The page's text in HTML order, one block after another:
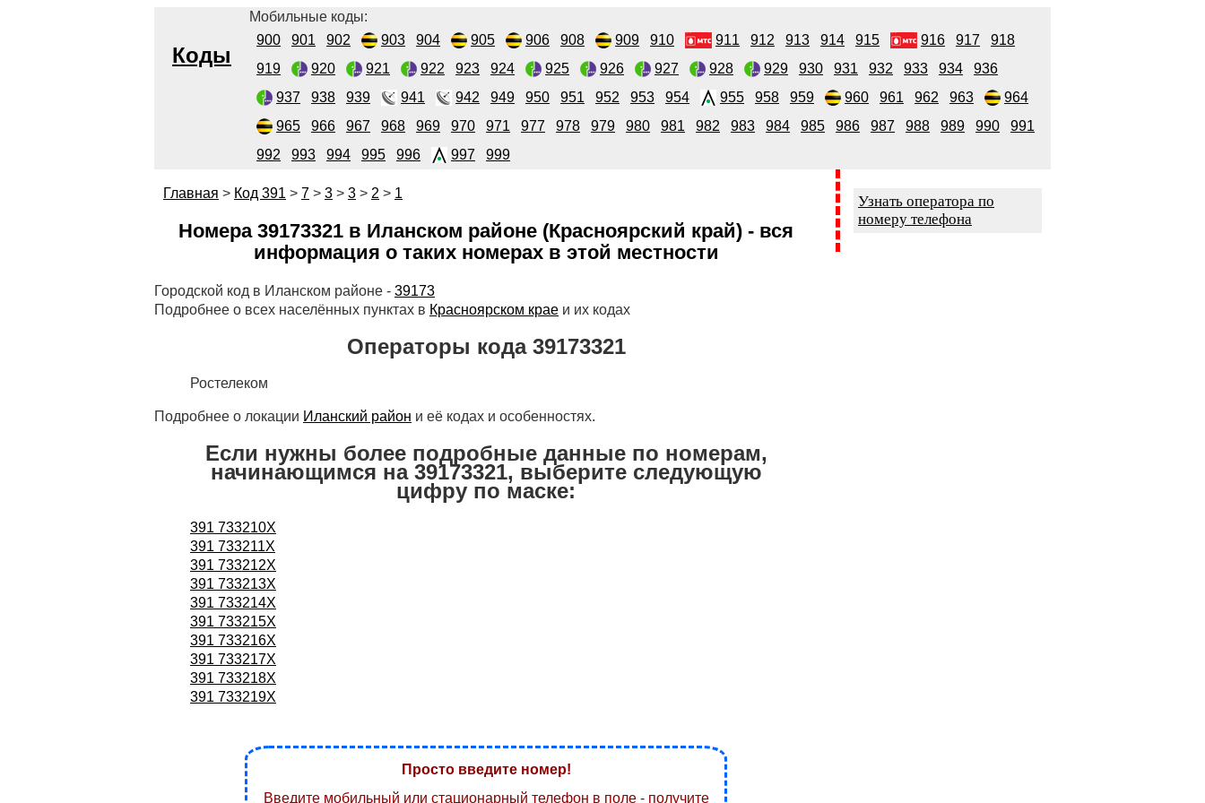
Коды
Мобильные коды:
900
901 902 903 904 905 906 908 909 910 911 912 913 914 915 916 917
918
919
920 921 922 923 924 925 926 927 928 929 930 931 932 933 934
936
937
938 939 941 942 949 950 951 952 953 954 955 958 959 960 961 962 963
964
965
966 967 968 969 970 971 977 978 979 980 981 982 983 984 985 986 987 988 989 990
991
992
993 994 995 996 997 999
Главная > Код 391 > 7 > 3 > 3 > 2 > 1
Номера 39173321 в Иланском районе (Красноярский край) - вся
информация о таких номерах в этой местности
Городской код в Иланском районе - 39173
Подробнее о всех населённых пунктах в Красноярском крае и их кодах
Операторы кода 39173321
Ростелеком
Подробнее о локации Иланский район и её кодах и особенностях.
Если нужны более подробные данные по номерам,
начинающимся на 39173321, выберите следующую
цифру по маске:
391 733210X
391 733211X
391 733212X
391 733213X
391 733214X
391 733215X
391 733216X
391 733217X
391 733218X
391 733219X
Просто введите номер!
Введите мобильный или стационарный телефон в поле - получите
Узнать оператора по
номеру телефона